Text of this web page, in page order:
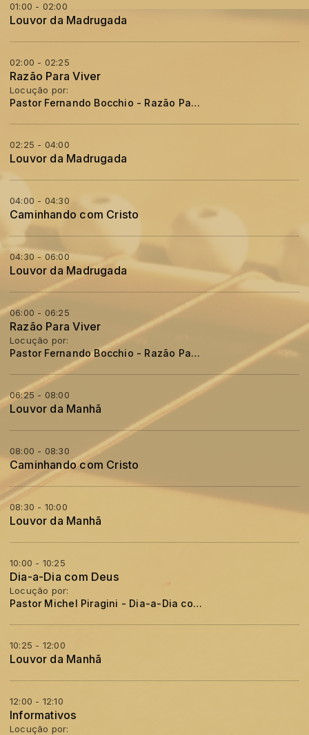
01:00 - 02:00
Louvor da Madrugada
02:00 - 02:25
Razão Para Viver
Locução por:
Pastor Fernando Bocchio - Razão Para Viver
02:25 - 04:00
Louvor da Madrugada
04:00 - 04:30
Caminhando com Cristo
04:30 - 06:00
Louvor da Madrugada
06:00 - 06:25
Razão Para Viver
Locução por:
Pastor Fernando Bocchio - Razão Para Viver
06:25 - 08:00
Louvor da Manhã
08:00 - 08:30
Caminhando com Cristo
08:30 - 10:00
Louvor da Manhã
10:00 - 10:25
Dia-a-Dia com Deus
Locução por:
Pastor Michel Piragini - Dia-a-Dia com Deus
10:25 - 12:00
Louvor da Manhã
12:00 - 12:10
Informativos
Locução por: